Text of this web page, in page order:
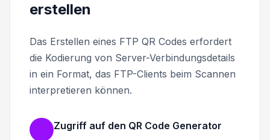
erstellen
Das Erstellen eines FTP QR Codes erfordert
die Kodierung von Server-Verbindungsdetails
in ein Format, das FTP-Clients beim Scannen
interpretieren können.
Zugriff auf den QR Code Generator